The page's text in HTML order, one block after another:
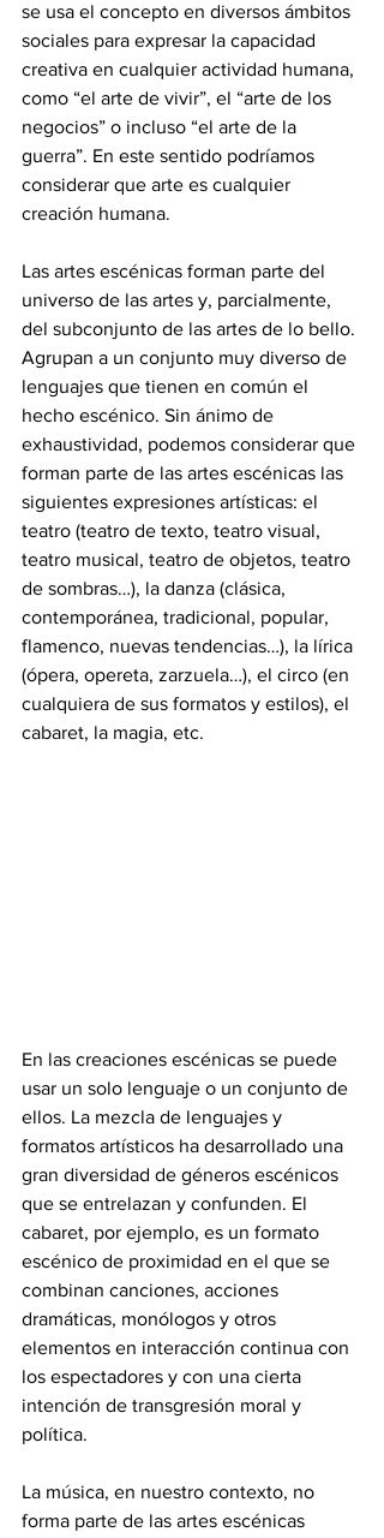
se usa el concepto en diversos ámbitos
sociales para expresar la capacidad
creativa en cualquier actividad humana,
como “el arte de vivir”, el “arte de los
negocios” o incluso “el arte de la
guerra”. En este sentido podríamos
considerar que arte es cualquier
creación humana.
Las artes escénicas forman parte del
universo de las artes y, parcialmente,
del subconjunto de las artes de lo bello.
Agrupan a un conjunto muy diverso de
lenguajes que tienen en común el
hecho escénico. Sin ánimo de
exhaustividad, podemos considerar que
forman parte de las artes escénicas las
siguientes expresiones artísticas: el
teatro (teatro de texto, teatro visual,
teatro musical, teatro de objetos, teatro
de sombras…), la danza (clásica,
contemporánea, tradicional, popular,
flamenco, nuevas tendencias…), la lírica
(ópera, opereta, zarzuela…), el circo (en
cualquiera de sus formatos y estilos), el
cabaret, la magia, etc.
En las creaciones escénicas se puede
usar un solo lenguaje o un conjunto de
ellos. La mezcla de lenguajes y
formatos artísticos ha desarrollado una
gran diversidad de géneros escénicos
que se entrelazan y confunden. El
cabaret, por ejemplo, es un formato
escénico de proximidad en el que se
combinan canciones, acciones
dramáticas, monólogos y otros
elementos en interacción continua con
los espectadores y con una cierta
intención de transgresión moral y
política.
La música, en nuestro contexto, no
forma parte de las artes escénicas